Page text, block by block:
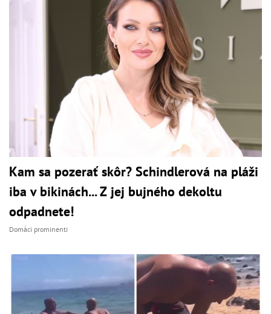
Kam sa pozerať skôr? Schindlerová na pláži
iba v bikinách... Z jej bujného dekoltu
odpadnete!
Domáci prominenti